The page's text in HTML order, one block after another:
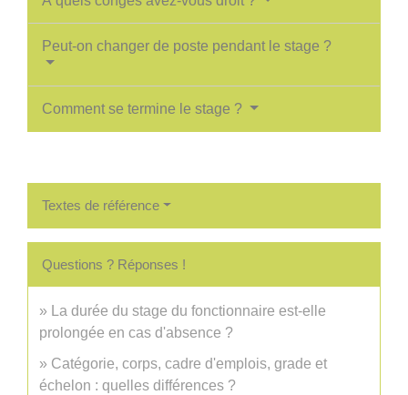
Peut-on changer de poste pendant le stage ?
Comment se termine le stage ?
Textes de référence
Questions ? Réponses !
La durée du stage du fonctionnaire est-elle
prolongée en cas d'absence ?
Catégorie, corps, cadre d'emplois, grade et
échelon : quelles différences ?